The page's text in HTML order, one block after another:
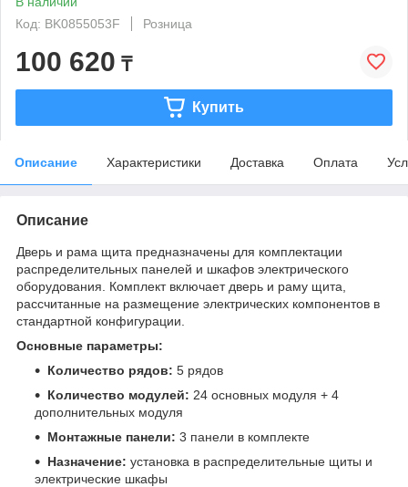
Код: BK0855053F
Розница
100 620 ₸
Купить
Описание Характеристики Доставка Оплата
Описание
Дверь и рама щита предназначены для комплектации
распределительных панелей и шкафов электрического
оборудования. Комплект включает дверь и раму щита,
рассчитанные на размещение электрических компонентов в
стандартной конфигурации.
Основные параметры:
Количество рядов: 5 рядов
Количество модулей: 24 основных модуля + 4
дополнительных модуля
Монтажные панели: 3 панели в комплекте
Назначение: установка в распределительные щиты и
электрические шкафы